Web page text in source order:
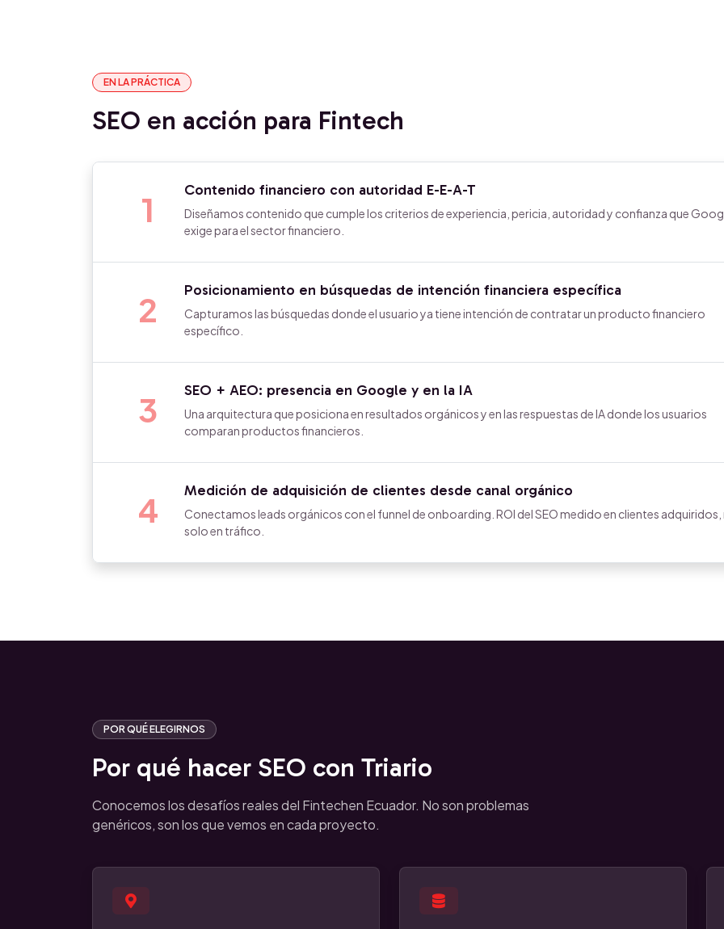
EN LA PRÁCTICA
SEO en acción para Fintech
1 Contenido financiero con autoridad E-E-A-T
Diseñamos contenido que cumple los criterios de experiencia, pericia, autoridad y confianza que
exige para el sector financiero.
2 Posicionamiento en búsquedas de intención financiera específica
Capturamos las búsquedas donde el usuario ya tiene intención de contratar un producto financiero
específico.
3 SEO + AEO: presencia en Google y en la IA
Una arquitectura que posiciona en resultados orgánicos y en las respuestas de IA donde los usuarios
comparan productos financieros.
4 Medición de adquisición de clientes desde canal orgánico
Conectamos leads orgánicos con el funnel de onboarding. ROI del SEO medido en clientes adquiridos,
solo en tráfico.
POR QUÉ ELEGIRNOS
Por qué hacer SEO con Triario
Conocemos los desafíos reales del Fintechen Ecuador. No son problemas
genéricos, son los que vemos en cada proyecto.